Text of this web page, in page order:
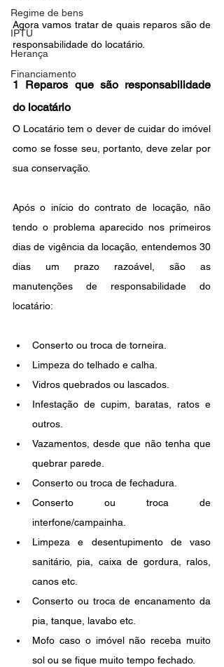
Regime de bens
IPTU
Herança
Financiamento
Agora vamos tratar de quais reparos são de
responsabilidade do locatário.
1 Reparos que são responsabilidade
do locatário
O Locatário tem o dever de cuidar do imóvel
como se fosse seu, portanto, deve zelar por
sua conservação.
Após o início do contrato de locação, não
tendo o problema aparecido nos primeiros
dias de vigência da locação, entendemos 30
dias um prazo razoável, são as
manutenções de responsabilidade do
locatário:
Conserto ou troca de torneira.
Limpeza do telhado e calha.
Vidros quebrados ou lascados.
Infestação de cupim, baratas, ratos e
outros.
Vazamentos, desde que não tenha que
quebrar parede.
Conserto ou troca de fechadura.
Conserto ou troca de
interfone/campainha.
Limpeza e desentupimento de vaso
sanitário, pia, caixa de gordura, ralos,
canos etc.
Conserto ou troca de encanamento da
pia, tanque, lavabo etc.
Mofo caso o imóvel não receba muito
sol ou se fique muito tempo fechado.